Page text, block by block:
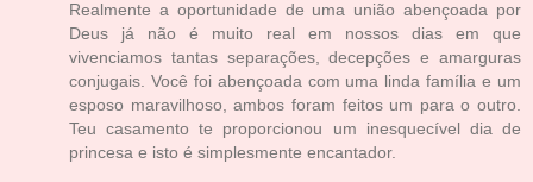
Realmente a oportunidade de uma união abençoada por
Deus já não é muito real em nossos dias em que
vivenciamos tantas separações, decepções e amarguras
conjugais. Você foi abençoada com uma linda família e um
esposo maravilhoso, ambos foram feitos um para o outro.
Teu casamento te proporcionou um inesquecível dia de
princesa e isto é simplesmente encantador.